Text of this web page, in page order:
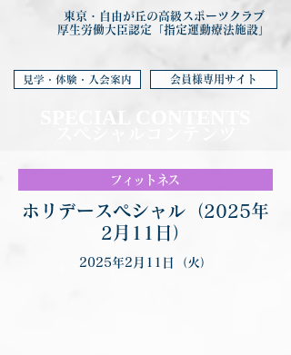
東京・自由が丘の高級スポーツクラブ
厚生労働大臣認定「指定運動療法施設」
見学・体験・入会案内 会員様専用サイト
SPECIAL CONTENTS
フィットネス
ホリデースペシャル（2025年
2月11日）
2025年2月11日（火）